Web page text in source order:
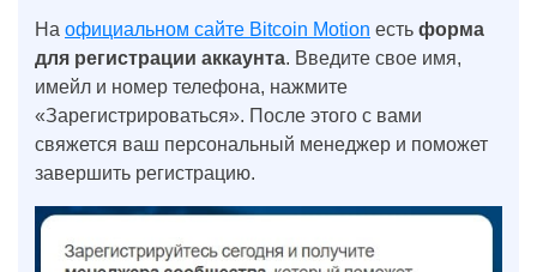
На официальном сайте Bitcoin Motion есть форма
для регистрации аккаунта. Введите свое имя,
имейл и номер телефона, нажмите
«Зарегистрироваться». После этого с вами
свяжется ваш персональный менеджер и поможет
завершить регистрацию.